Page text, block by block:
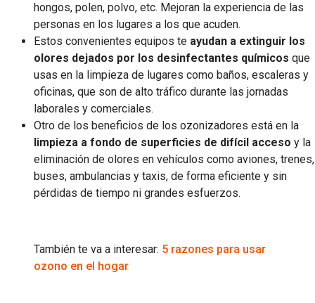
hongos, polen, polvo, etc. Mejoran la experiencia de las
personas en los lugares a los que acuden.
Estos convenientes equipos te ayudan a extinguir los
olores dejados por los desinfectantes químicos que
usas en la limpieza de lugares como baños, escaleras y
oficinas, que son de alto tráfico durante las jornadas
laborales y comerciales.
Otro de los beneficios de los ozonizadores está en la
limpieza a fondo de superficies de difícil acceso y la
eliminación de olores en vehículos como aviones, trenes,
buses, ambulancias y taxis, de forma eficiente y sin
pérdidas de tiempo ni grandes esfuerzos.
También te va a interesar: 5 razones para usar
ozono en el hogar